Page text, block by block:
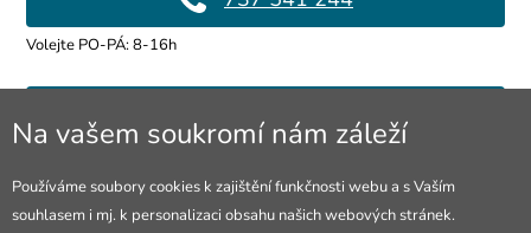
59 Kč
Volejte PO-PÁ: 8-16h
info@4lol.cz
Prodejna Ostrava
Na vašem soukromí nám záleží
Používáme soubory cookies k zajištění funkčnosti webu a s Vaším
souhlasem i mj. k personalizaci obsahu našich webových stránek.